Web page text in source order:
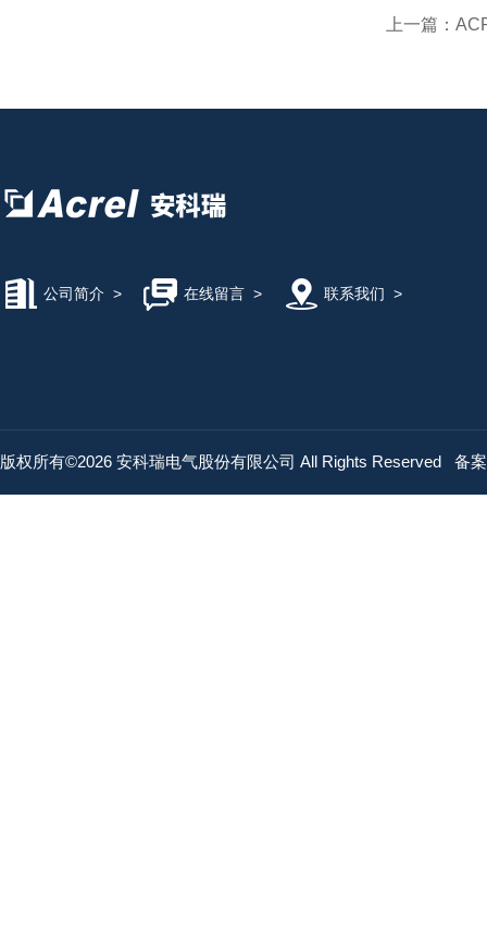
上一篇：
公司简介 > 在线留言> 联系我们 >
版权所有©2026 安科瑞电气股份有限公司 All Rights Reserved 备